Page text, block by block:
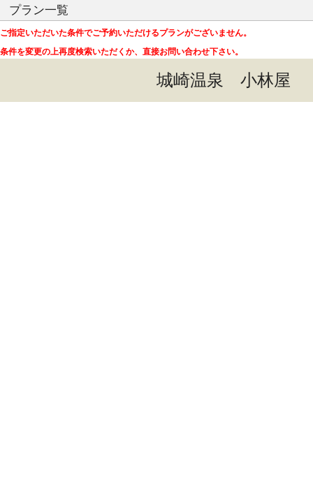
プラン一覧
ご指定いただいた条件でご予約いただけるプランがございません。
条件を変更の上再度検索いただくか、直接お問い合わせ下さい。
城崎温泉 小林屋